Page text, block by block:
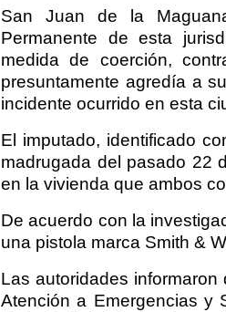
San Juan de la
Permanente de esta
medida de coerción,
presuntamente agredía a
incidente ocurrido en esta
El imputado, identificado
madrugada del pasado 22
en la vivienda que ambos
De acuerdo con la
una pistola marca Smith &
Las autoridades
Atención a Emergencias y